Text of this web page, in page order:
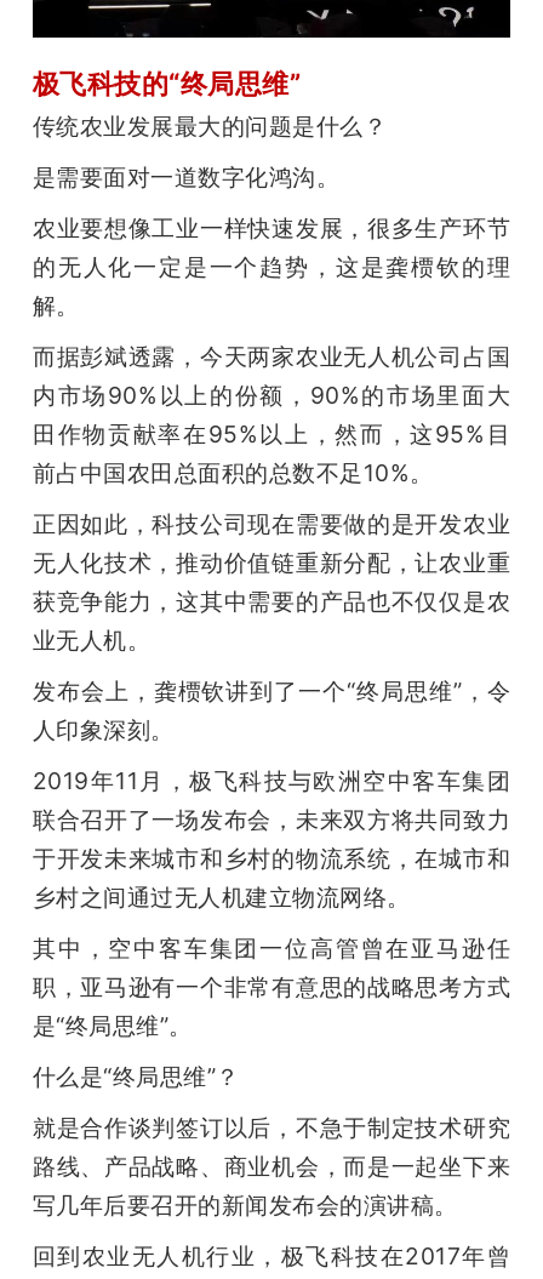
极飞科技的“终局思维”
传统农业发展最大的问题是什么？
是需要面对一道数字化鸿沟。
农业要想像工业一样快速发展，很多生产环节
的无人化一定是一个趋势，这是龚槚钦的理
解。
而据彭斌透露，今天两家农业无人机公司占国
内市场90%以上的份额，90%的市场里面大
田作物贡献率在95%以上，然而，这95%目
前占中国农田总面积的总数不足10%。
正因如此，科技公司现在需要做的是开发农业
无人化技术，推动价值链重新分配，让农业重
获竞争能力，这其中需要的产品也不仅仅是农
业无人机。
发布会上，龚槚钦讲到了一个“终局思维”，令
人印象深刻。
2019年11月，极飞科技与欧洲空中客车集团
联合召开了一场发布会，未来双方将共同致力
于开发未来城市和乡村的物流系统，在城市和
乡村之间通过无人机建立物流网络。
其中，空中客车集团一位高管曾在亚马逊任
职，亚马逊有一个非常有意思的战略思考方式
是“终局思维”。
什么是“终局思维”？
就是合作谈判签订以后，不急于制定技术研究
路线、产品战略、商业机会，而是一起坐下来
写几年后要召开的新闻发布会的演讲稿。
回到农业无人机行业，极飞科技在2017年曾